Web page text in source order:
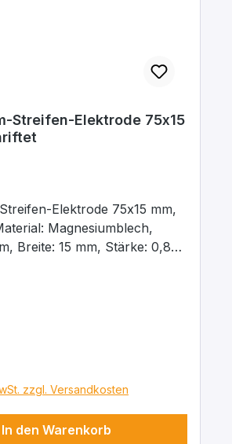
Streifen-Elektrode 75x15
Elektrode 75x15 mm,
Magnesiumblech,
Breite: 15 mm, Stärke: 0,8
zzgl. Versandkosten
In den Warenkorb